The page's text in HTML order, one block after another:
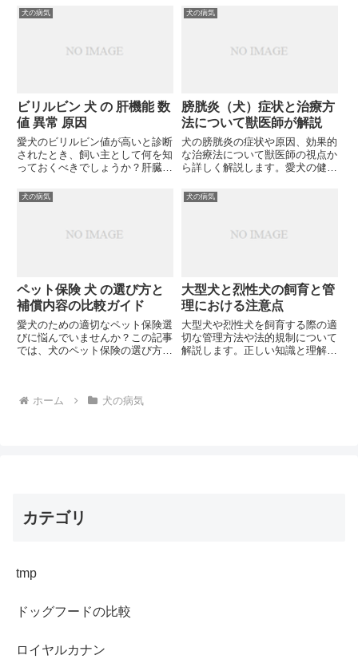
愛犬を守るための対策は万全です
医師として知っておくべき最新の
知見とは？
犬の病気
ビリルビン 犬 の 肝機能 数
値 異常 原因
愛犬のビリルビン値が高いと診断
されたとき、飼い主として何を知
っておくべきでしょうか？肝臓疾
インについて、獣医学的見地から
解説します。あなたの愛犬の健康
う読み解けばよいのでしょうか？
犬の病気
膀胱炎（犬）症状と治療方
法について獣医師が解説
犬の膀胱炎の症状や原因、効果的
な治療法について獣医師の視点か
ら詳しく解説します。愛犬の健康
炎の兆候や予防法とは何でしょう
か？
犬の病気
ペット保険 犬 の選び方と
補償内容の比較ガイド
愛犬のための適切なペット保険選
びに悩んでいませんか？この記事
では、犬のペット保険の選び方か
か？
犬の病気
大型犬と烈性犬の飼育と管
理における注意点
大型犬や烈性犬を飼育する際の適
切な管理方法や法的規制について
解説します。正しい知識と理解が
ホーム 犬の病気
カテゴリ
tmp
ドッグフードの比較
ロイヤルカナン